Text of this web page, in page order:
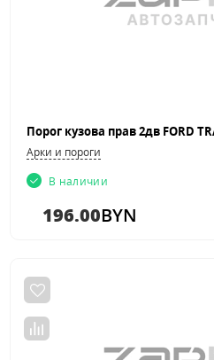
Арки и пороги
В наличии
196.00BYN